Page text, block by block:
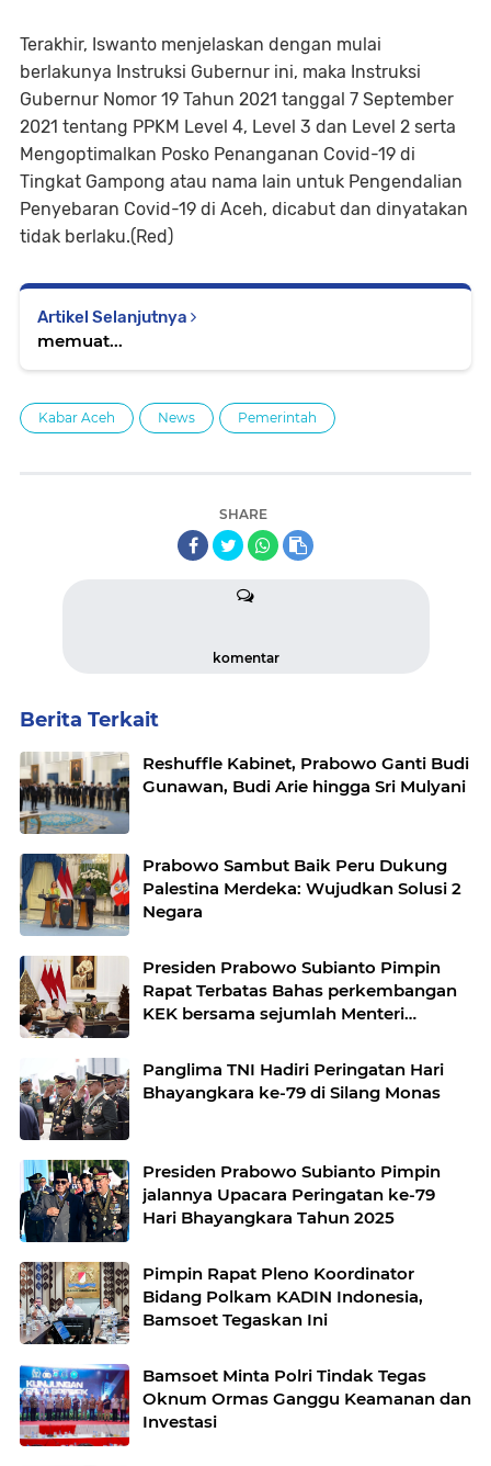
Terakhir, Iswanto menjelaskan dengan mulai
berlakunya Instruksi Gubernur ini, maka Instruksi
Gubernur Nomor 19 Tahun 2021 tanggal 7 September
2021 tentang PPKM Level 4, Level 3 dan Level 2 serta
Mengoptimalkan Posko Penanganan Covid-19 di
Tingkat Gampong atau nama lain untuk Pengendalian
Penyebaran Covid-19 di Aceh, dicabut dan dinyatakan
tidak berlaku.(Red)
Artikel Selanjutnya
memuat...
Kabar Aceh News Pemerintah
SHARE
komentar
Berita Terkait
Reshuffle Kabinet, Prabowo Ganti Budi
Gunawan, Budi Arie hingga Sri Mulyani
Prabowo Sambut Baik Peru Dukung
Palestina Merdeka: Wujudkan Solusi 2
Negara
Presiden Prabowo Subianto Pimpin
Rapat Terbatas Bahas perkembangan
KEK bersama sejumlah Menteri
Panglima TNI Hadiri Peringatan Hari
Bhayangkara ke-79 di Silang Monas
Presiden Prabowo Subianto Pimpin
jalannya Upacara Peringatan ke-79
Hari Bhayangkara Tahun 2025
Pimpin Rapat Pleno Koordinator
Bidang Polkam KADIN Indonesia,
Bamsoet Tegaskan Ini
Bamsoet Minta Polri Tindak Tegas
Oknum Ormas Ganggu Keamanan dan
Investasi